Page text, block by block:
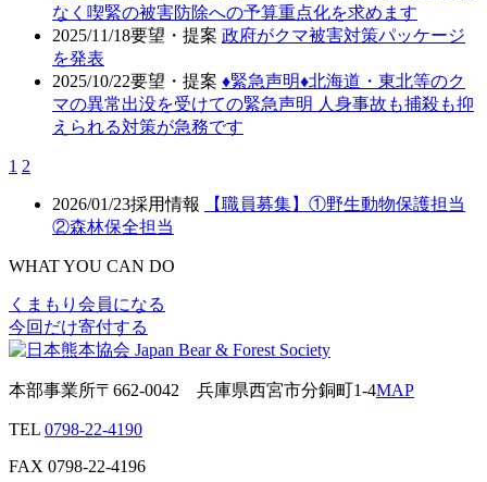
なく喫緊の被害防除への予算重点化を求めます
2025/11/18要望・提案 政府がクマ被害対策パッケージ
を発表
2025/10/22要望・提案 ♦️緊急声明♦️北海道・東北等のク
マの異常出没を受けての緊急声明 人身事故も捕殺も抑
えられる対策が急務です
1 2
2026/01/23採用情報
【職員募集】①野生動物保護担当
②森林保全担当
WHAT YOU CAN DO
くまもり会員になる
今回だけ寄付する
本部事業所〒662-0042 兵庫県西宮市分銅町1-4MAP
TEL 0798-22-4190
FAX 0798-22-4196